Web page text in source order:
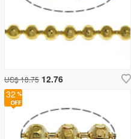
US$ 18.75 12.76
32